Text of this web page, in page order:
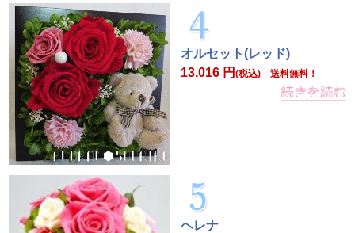
オルセット(レッド)
13,016 円(税込) 送料無料！
ヘレナ